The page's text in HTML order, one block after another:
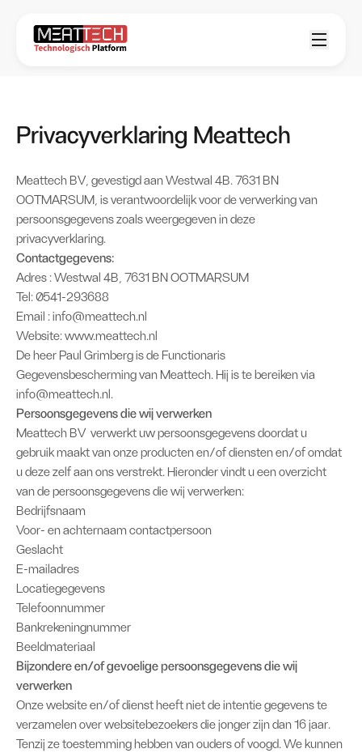
Privacyverklaring Meattech
Meattech BV, gevestigd aan Westwal 4B. 7631 BN
OOTMARSUM, is verantwoordelijk voor de verwerking van
persoonsgegevens zoals weergegeven in deze
privacyverklaring.
Contactgegevens:
Adres : Westwal 4B, 7631 BN OOTMARSUM
Tel: 0541-293688
Email : info@meattech.nl
Website:www.meattech.nl
De heer Paul Grimberg is de Functionaris
Gegevensbescherming van Meattech. Hij is te bereiken via
info@meattech.nl .
Persoonsgegevens die wij verwerken
Meattech BV verwerkt uw persoonsgegevens doordat u
gebruik maakt van onze producten en/of diensten en/of omdat
u deze zelf aan ons verstrekt. Hieronder vindt u een overzicht
van de persoonsgegevens die wij verwerken:
Bedrijfsnaam
Voor- en achternaam contactpersoon
Geslacht
E-mailadres
Locatiegegevens
Telefoonnummer
Bankrekeningnummer
Beeldmateriaal
Bijzondere en/of gevoelige persoonsgegevens die wij
verwerken
Onze website en/of dienst heeft niet de intentie gegevens te
verzamelen over websitebezoekers die jonger zijn dan 16 jaar.
Tenzij ze toestemming hebben van ouders of voogd. We kunnen